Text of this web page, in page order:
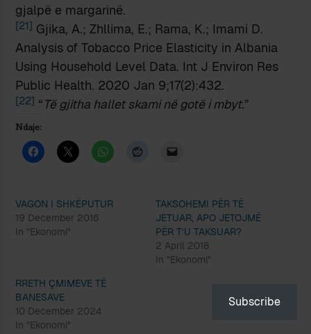
gjalpë e margarinë.
[21] Gjika, A.; Zhllima, E.; Rama, K.; Imami D.
Analysis of Tobacco Price Elasticity in Albania
Using Household Level Data. Int J Environ Res
Public Health. 2020 Jan 9;17(2):432.
[22] “Të gjitha hallet skami në gotë i mbyt.”
Ndaje:
VAGON I SHKËPUTUR
19 December 2016
In "Ekonomi"
TAKSOHEMI PËR TË
JETUAR, APO JETOJMË
PËR T’U TAKSUAR?
2 April 2018
In "Ekonomi"
RRETH ÇMIMEVE TË
BANESAVE
10 December 2024
In "Ekonomi"
Subscribe